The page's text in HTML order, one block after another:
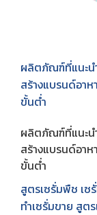
ผลิตภัณฑ์ที่แนะน
สร้างแบรนด์อา
ขั้นต่ำ
ผลิตภัณฑ์ที่แนะน
สร้างแบรนด์อา
ขั้นต่ำ
สูตรเซรั่มพืช เซ
ทำเซรั่มขาย สูต